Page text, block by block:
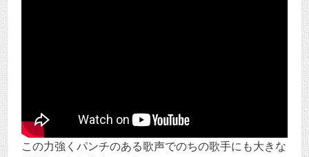
この力強くパンチのある歌声でのちの歌手にも大きな